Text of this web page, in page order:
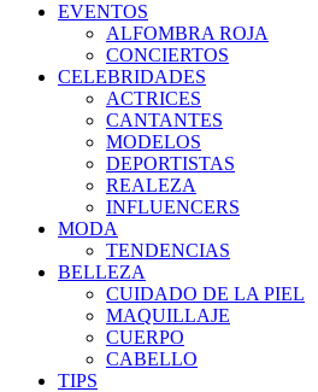
EVENTOS
ALFOMBRA ROJA
CONCIERTOS
CELEBRIDADES
ACTRICES
CANTANTES
MODELOS
DEPORTISTAS
REALEZA
INFLUENCERS
MODA
TENDENCIAS
BELLEZA
CUIDADO DE LA PIEL
MAQUILLAJE
CUERPO
CABELLO
TIPS